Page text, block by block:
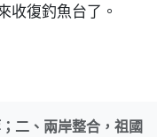
收復釣魚台了。
二、兩岸整合，祖國